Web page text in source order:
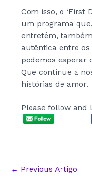
Com isso, o ‘First
um programa
entretém,
autêntica entre os
podemos esperar
Que continue a
histórias de amor.
Please follow and
Post
← Previous Artigo